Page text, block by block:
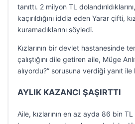
tanıttı. 2 milyon TL
kaçırıldığını iddia eden Yarar çifti,
kuramadıklarını söyledi.
Kızlarının bir devlet hastanesinde
çalıştığını dile getiren aile, Müge
alıyordu?” sorusuna verdiği yanıt ile
AYLIK KAZANCI ŞAŞIRTTI
Aile, kızlarının en az ayda 86 bin TL